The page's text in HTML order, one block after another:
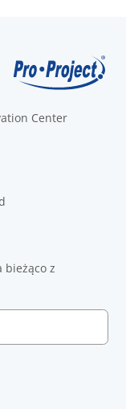
Center
bieżąco z